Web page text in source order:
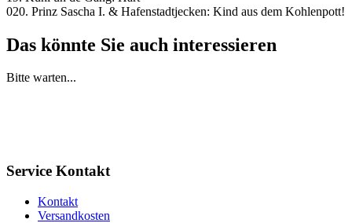
020. Prinz Sascha I. & Hafenstadtjecken: Kind aus dem Kohlenpott!
Das könnte Sie auch interessieren
Bitte warten...
Service Kontakt
Kontakt
Versandkosten